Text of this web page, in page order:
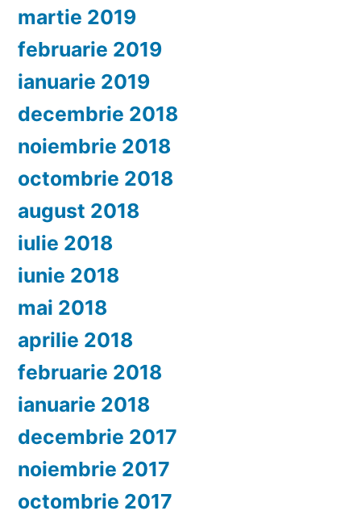
martie 2019
februarie 2019
ianuarie 2019
decembrie 2018
noiembrie 2018
octombrie 2018
august 2018
iulie 2018
iunie 2018
mai 2018
aprilie 2018
februarie 2018
ianuarie 2018
decembrie 2017
noiembrie 2017
octombrie 2017